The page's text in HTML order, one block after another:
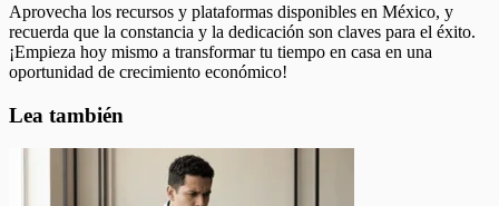
Aprovecha los recursos y plataformas disponibles en México, y
recuerda que la constancia y la dedicación son claves para el éxito.
¡Empieza hoy mismo a transformar tu tiempo en casa en una
oportunidad de crecimiento económico!
Lea también